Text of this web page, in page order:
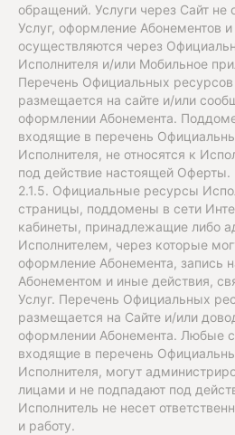
обращений. Услуги через Сайт не
Услуг, оформление Абонементов и
осуществляются через
Исполнителя и/или Мобильное
Перечень Официальных ресурсов
размещается на сайте и/или
оформлении Абонемента.
входящие в перечень
Исполнителя, не относятся к
под действие настоящей Оферты.
2.1.5. Официальные ресурсы
страницы, поддомены в сети
кабинеты, принадлежащие либо
Исполнителем, через которые
оформление Абонемента, запись
Абонементом и иные действия,
Услуг. Перечень Официальных
размещается на Сайте и/или
оформлении Абонемента. Любые
входящие в перечень
Исполнителя, могут
лицами и не подпадают под
Исполнитель не несет
и работу.